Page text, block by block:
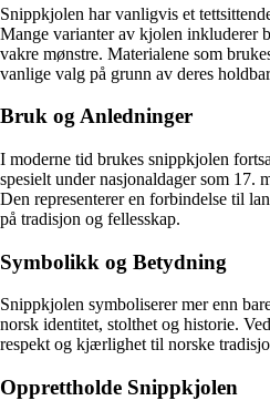
Snippkjolen har vanligvis et
Mange varianter av kjolen inkluderer
vakre mønstre. Materialene som
vanlige valg på grunn av deres
Bruk og Anledninger
I moderne tid brukes snippkjolen
spesielt under nasjonaldager som 17.
Den representerer en forbindelse til
på tradisjon og fellesskap.
Symbolikk og Betydning
Snippkjolen symboliserer mer enn
norsk identitet, stolthet og historie.
respekt og kjærlighet til norske
Opprettholde Snippkjolen